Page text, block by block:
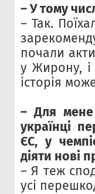
– У тому
– Так.
почали
у Жирону, і
історія
– Для
українці
ЄС, у
діяти нові
– Я теж
усі